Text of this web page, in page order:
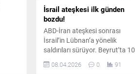
İsrail ateşkesi ilk günden
bozdu!
ABD-İran ateşkesi sonrası
İsrail’in Lübnan’a yönelik
saldırıları sürüyor. Beyrut’ta 10
düzenlendiği açıklanırken,
08.04.2026 0 91